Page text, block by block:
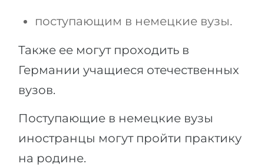
поступающим в немецкие вузы.
Также ее могут проходить в
Германии учащиеся отечественных
вузов.
Поступающие в немецкие вузы
иностранцы могут пройти практику
на родине.